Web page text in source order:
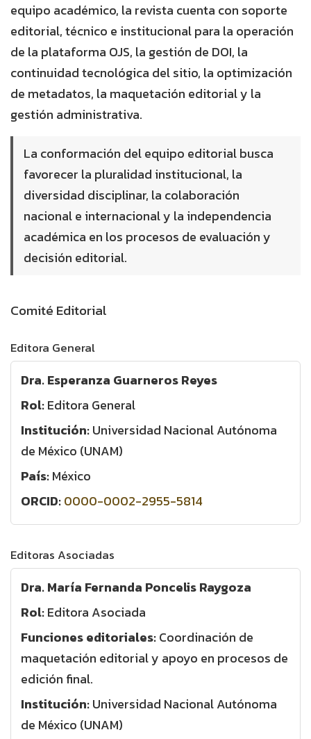
equipo académico, la revista cuenta con soporte
editorial, técnico e institucional para la operación
de la plataforma OJS, la gestión de DOI, la
continuidad tecnológica del sitio, la optimización
de metadatos, la maquetación editorial y la
gestión administrativa.
La conformación del equipo editorial busca
favorecer la pluralidad institucional, la
diversidad disciplinar, la colaboración
nacional e internacional y la independencia
académica en los procesos de evaluación y
decisión editorial.
Comité Editorial
Editora General
Dra. Esperanza Guarneros Reyes
Rol:Editora General
Institución:Universidad Nacional Autónoma
de México (UNAM)
País:México
ORCID:0000-0002-2955-5814
Editoras Asociadas
Dra. María Fernanda Poncelis Raygoza
Rol:Editora Asociada
Funciones editoriales:Coordinación de
maquetación editorial y apoyo en procesos de
edición final.
Institución:Universidad Nacional Autónoma
de México (UNAM)